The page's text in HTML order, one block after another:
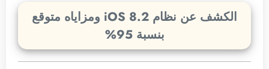
الكشف عن نظام iOS 8.2 ومزاياه متوقع
بنسبة 95%